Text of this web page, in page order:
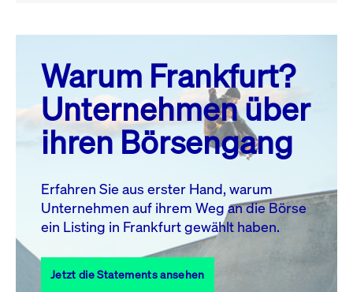
August 26
MO. DI. MI. DO. FR. SA. SO.
1
2
3
4 5 6 7 8
10 11 13 14
17
18 19 20 21 22
23
27 28
31
Warum Frankfurt?
Unternehmen über
ihren Börsengang
Erfahren Sie aus erster Hand, warum
Unternehmen auf ihrem Weg an die Börse
ein Listing in Frankfurt gewählt haben.
Jetzt die Statements ansehen